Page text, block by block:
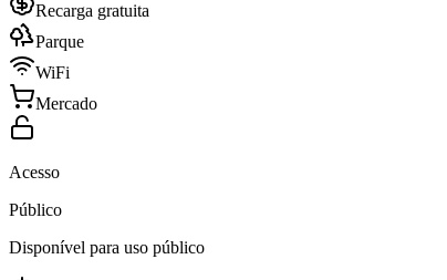
Recarga gratuita
Parque
WiFi
Mercado
Acesso
Público
Disponível para uso público